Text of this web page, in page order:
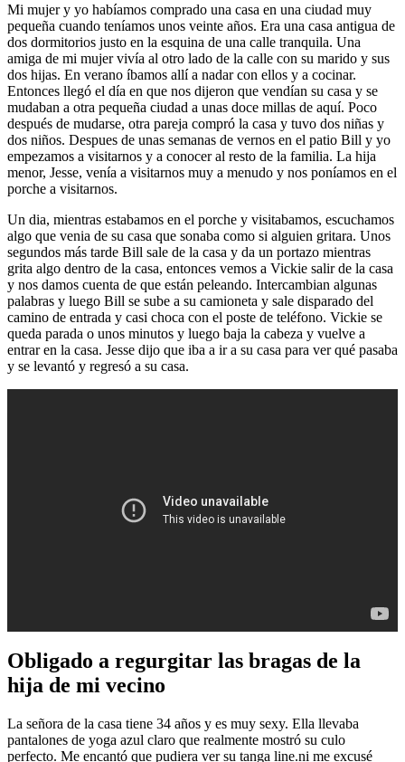
Mi mujer y yo habíamos comprado una casa en una ciudad muy
pequeña cuando teníamos unos veinte años. Era una casa antigua de
dos dormitorios justo en la esquina de una calle tranquila. Una
amiga de mi mujer vivía al otro lado de la calle con su marido y sus
dos hijas. En verano íbamos allí a nadar con ellos y a cocinar.
Entonces llegó el día en que nos dijeron que vendían su casa y se
mudaban a otra pequeña ciudad a unas doce millas de aquí. Poco
después de mudarse, otra pareja compró la casa y tuvo dos niñas y
dos niños. Despues de unas semanas de vernos en el patio Bill y yo
empezamos a visitarnos y a conocer al resto de la familia. La hija
menor, Jesse, venía a visitarnos muy a menudo y nos poníamos en el
porche a visitarnos.
Un dia, mientras estabamos en el porche y visitabamos, escuchamos
algo que venia de su casa que sonaba como si alguien gritara. Unos
segundos más tarde Bill sale de la casa y da un portazo mientras
grita algo dentro de la casa, entonces vemos a Vickie salir de la casa
y nos damos cuenta de que están peleando. Intercambian algunas
palabras y luego Bill se sube a su camioneta y sale disparado del
camino de entrada y casi choca con el poste de teléfono. Vickie se
queda parada o unos minutos y luego baja la cabeza y vuelve a
entrar en la casa. Jesse dijo que iba a ir a su casa para ver qué pasaba
y se levantó y regresó a su casa.
Obligado a regurgitar las bragas de la
hija de mi vecino
La señora de la casa tiene 34 años y es muy sexy. Ella llevaba
pantalones de yoga azul claro que realmente mostró su culo
perfecto. Me encantó que pudiera ver su tanga line.ni me excusé